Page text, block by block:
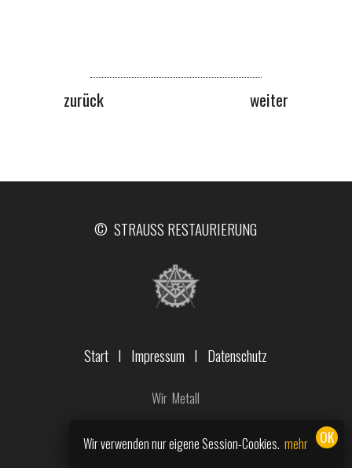
zurück weiter
© STRAUSS RESTAURIERUNG
Start I Impressum I Datenschutz
Wir Metall
Wir verwenden nur eigene Session-Cookies. mehr